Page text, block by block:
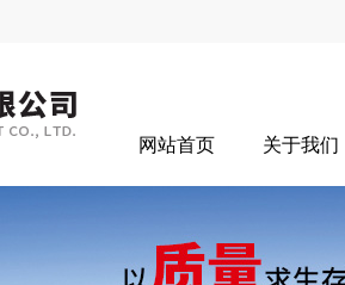
网站首页 关于我们